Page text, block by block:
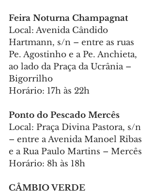
Feira Noturna Champagnat
Local: Avenida Cândido
Hartmann, s/n – entre as ruas
Pe. Agostinho e a Pe. Anchieta,
ao lado da Praça da Ucrânia –
Bigorrilho
Horário: 17h às 22h
Ponto do Pescado Mercês
Local: Praça Divina Pastora, s/n
– entre a Avenida Manoel Ribas
e a Rua Paulo Martins – Mercês
Horário: 8h às 18h
CÂMBIO VERDE